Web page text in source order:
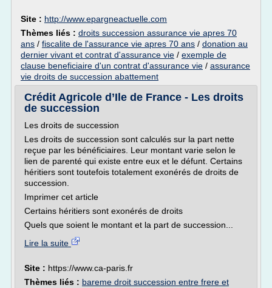
Site : http://www.epargneactuelle.com
Thèmes liés : droits succession assurance vie apres 70
ans / fiscalite de l'assurance vie apres 70 ans / donation au
dernier vivant et contrat d'assurance vie / exemple de
clause beneficiaire d'un contrat d'assurance vie / assurance
vie droits de succession abattement
Crédit Agricole d’Ile de France - Les droits
de succession
Les droits de succession
Les droits de succession sont calculés sur la part nette
reçue par les bénéficiaires. Leur montant varie selon le
lien de parenté qui existe entre eux et le défunt. Certains
héritiers sont toutefois totalement exonérés de droits de
succession.
Imprimer cet article
Certains héritiers sont exonérés de droits
Quels que soient le montant et la part de succession...
Lire la suite
Site : https://www.ca-paris.fr
Thèmes liés : bareme droit succession entre frere et